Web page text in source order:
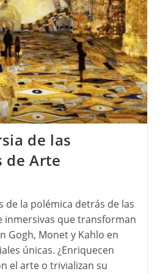
de las
de Arte
de la polémica detrás de las
inmersivas que transforman
Gogh, Monet y Kahlo en
únicas. ¿Enriquecen
el arte o trivializan su